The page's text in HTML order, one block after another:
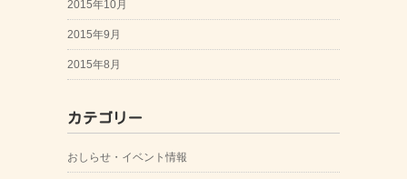
2015年10月
2015年9月
2015年8月
カテゴリー
おしらせ・イベント情報